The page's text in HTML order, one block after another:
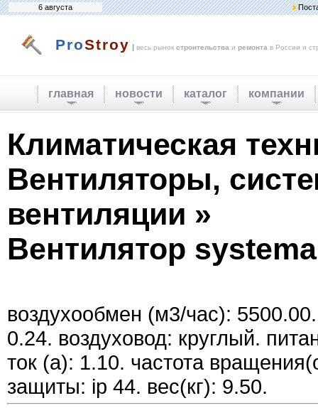
6 августа
ProStroy | весь рынок строительства и ремонта в России и
главная новости каталог компании
Климатическая
Вентиляторы,
вентиляции »
Вентилятор
воздухообмен (м3/час):
0.24. воздуховод: круглый.
ток (а): 1.10. частота
защиты: ip 44. вес(кг): 9.50.